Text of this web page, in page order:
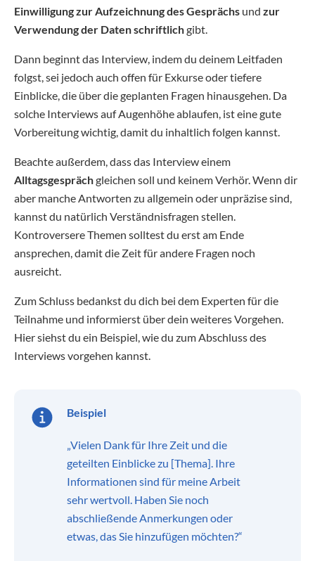
Einwilligung zur Aufzeichnung des Gesprächs und zur
Verwendung der Datenschriftlichgibt.
Dann beginnt das Interview, indem du deinem Leitfaden
folgst, sei jedoch auch offen für Exkurse oder tiefere
Einblicke, die über die geplanten Fragen hinausgehen. Da
solche Interviews auf Augenhöhe ablaufen, ist eine gute
Vorbereitung wichtig, damit du inhaltlich folgen kannst.
Beachte außerdem, dass das Interview einem
Alltagsgesprächgleichen soll und keinem Verhör. Wenn dir
aber manche Antworten zu allgemein oder unpräzise sind,
kannst du natürlich Verständnisfragen stellen.
Kontroversere Themen solltest du erst am Ende
ansprechen, damit die Zeit für andere Fragen noch
ausreicht.
Zum Schluss bedankst du dich bei dem Experten für die
Teilnahme und informierst über dein weiteres Vorgehen.
Hier siehst du ein Beispiel, wie du zum Abschluss des
Interviews vorgehen kannst.
Beispiel
„Vielen Dank für Ihre Zeit und die
geteilten Einblicke zu [Thema]. Ihre
Informationen sind für meine Arbeit
sehr wertvoll. Haben Sie noch
abschließende Anmerkungen oder
etwas, das Sie hinzufügen möchten?“